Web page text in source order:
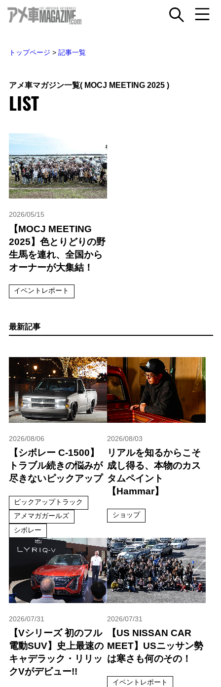
トップページ > 記事一覧
アメ車マガジン一覧( MOCJ MEETING 2025 )
LIST
2026/05/15
【MOCJ MEETING
2025】色とりどりの野
生馬を連れ、全国から
オーナーが大集結！
イベントレポート
最新記事
2026/08/06
【シボレー C-1500】
トラブル続きの悩みが
尽きないピックアップ
ピックアップトラック
アメマガガールズ
シボレー
2026/08/03
リアルを知るからこそ
成し得る、本物のカス
タムペイント
【Hammar】
ショップ
2026/07/31
【Vシリーズ 初のフル
電動SUV】史上最速の
キャデラック・リリッ
クVがデビュー!!
2026/07/31
【US NISSAN CAR
MEET】USニッサン勢
は寒さも何のその！
イベントレポート